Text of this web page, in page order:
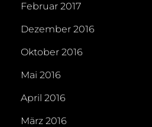
Februar 2017
Dezember 2016
Oktober 2016
Mai 2016
April 2016
März 2016